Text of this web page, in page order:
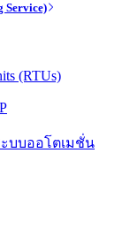
Service)
(RTUs)
บบออโตเมชั่น